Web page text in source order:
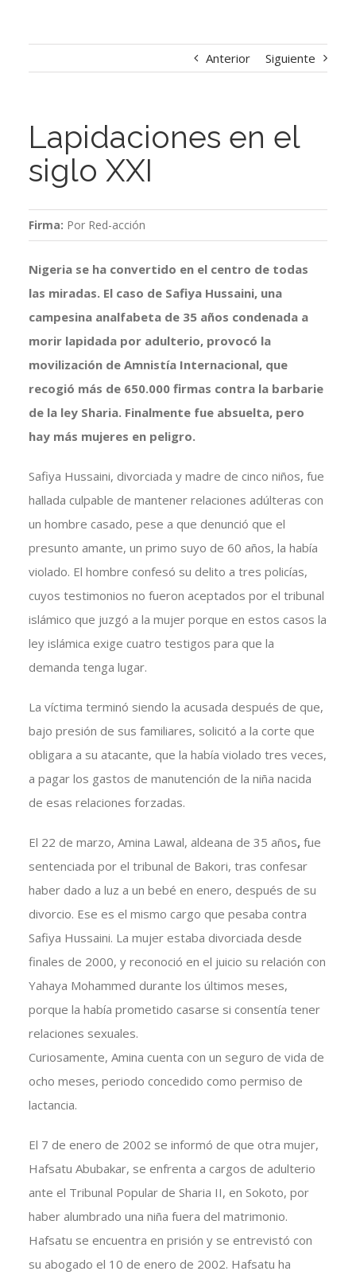
Anterior Siguiente
Lapidaciones en el
siglo XXI
Firma: Por Red-acción
Nigeria se ha convertido en el centro de todas
las miradas. El caso de Safiya Hussaini, una
campesina analfabeta de 35 años condenada a
morir lapidada por adulterio, provocó la
movilización de Amnistía Internacional, que
recogió más de 650.000 firmas contra la barbarie
de la ley Sharia. Finalmente fue absuelta, pero
hay más mujeres en peligro.
Safiya Hussaini, divorciada y madre de cinco niños, fue
hallada culpable de mantener relaciones adúlteras con
un hombre casado, pese a que denunció que el
presunto amante, un primo suyo de 60 años, la había
violado. El hombre confesó su delito a tres policías,
cuyos testimonios no fueron aceptados por el tribunal
islámico que juzgó a la mujer porque en estos casos la
ley islámica exige cuatro testigos para que la
demanda tenga lugar.
La víctima terminó siendo la acusada después de que,
bajo presión de sus familiares, solicitó a la corte que
obligara a su atacante, que la había violado tres veces,
a pagar los gastos de manutención de la niña nacida
de esas relaciones forzadas.
El 22 de marzo, Amina Lawal, aldeana de 35 años, fue
sentenciada por el tribunal de Bakori, tras confesar
haber dado a luz a un bebé en enero, después de su
divorcio. Ese es el mismo cargo que pesaba contra
Safiya Hussaini. La mujer estaba divorciada desde
finales de 2000, y reconoció en el juicio su relación con
Yahaya Mohammed durante los últimos meses,
porque la había prometido casarse si consentía tener
relaciones sexuales.
Curiosamente, Amina cuenta con un seguro de vida de
ocho meses, periodo concedido como permiso de
lactancia.
El 7 de enero de 2002 se informó de que otra mujer,
Hafsatu Abubakar, se enfrenta a cargos de adulterio
ante el Tribunal Popular de Sharia II, en Sokoto, por
haber alumbrado una niña fuera del matrimonio.
Hafsatu se encuentra en prisión y se entrevistó con
su abogado el 10 de enero de 2002. Hafsatu ha